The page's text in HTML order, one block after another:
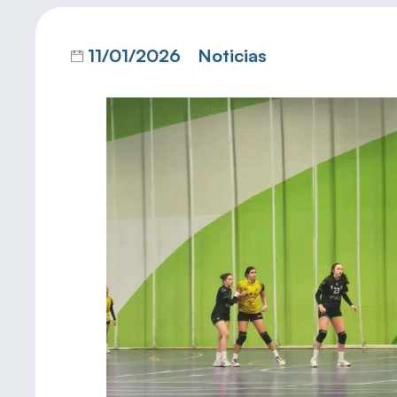
11/01/2026 Noticias